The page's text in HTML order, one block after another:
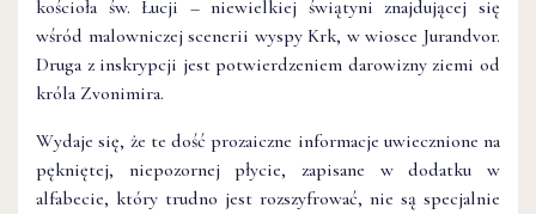
kościoła św. Łucji – niewielkiej świątyni znajdującej się
wśród malowniczej scenerii wyspy Krk, w wiosce Jurandvor.
Druga z inskrypcji jest potwierdzeniem darowizny ziemi od
króla Zvonimira.
Wydaje się, że te dość prozaiczne informacje uwiecznione na
pękniętej, niepozornej płycie, zapisane w dodatku w
alfabecie, który trudno jest rozszyfrować, nie są specjalnie